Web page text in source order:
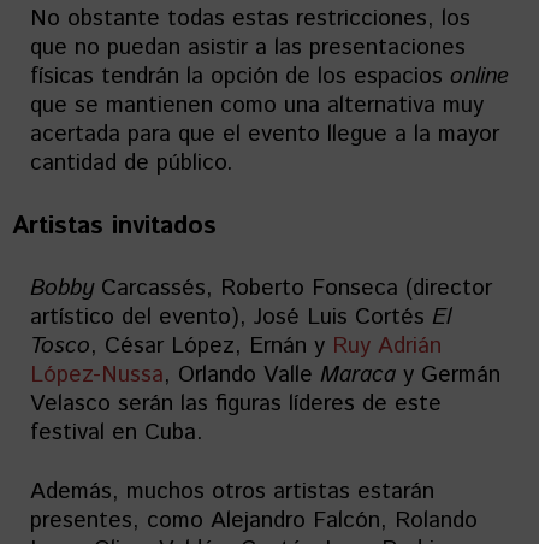
No obstante todas estas restricciones, los
que no puedan asistir a las presentaciones
físicas tendrán la opción de los espacios online
que se mantienen como una alternativa muy
acertada para que el evento llegue a la mayor
cantidad de público.
Artistas invitados
BobbyCarcassés, Roberto Fonseca (director
artístico del evento), José Luis Cortés El
Tosco, César López, Ernán y Ruy Adrián
López-Nussa, Orlando Valle Maraca y Germán
Velasco serán las figuras líderes de este
festival en Cuba.
Además, muchos otros artistas estarán
presentes, como Alejandro Falcón, Rolando